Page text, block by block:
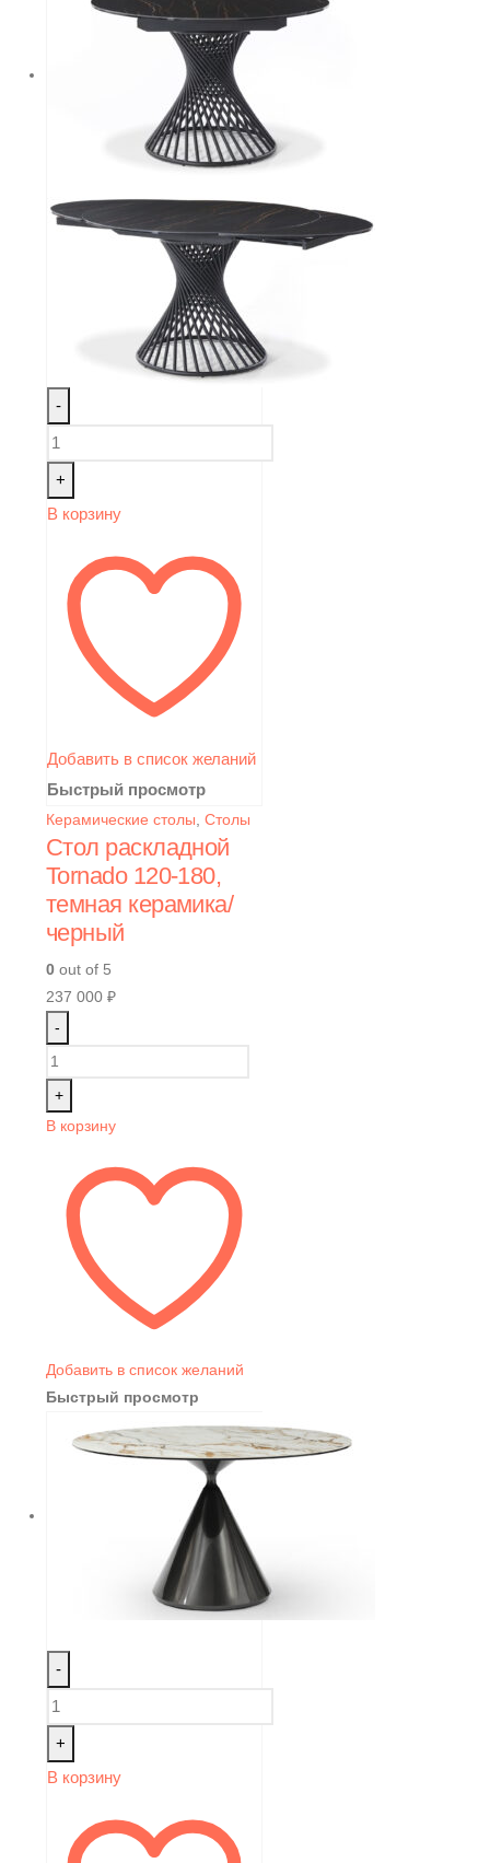
-
+
В корзину
Добавить в список желаний
Быстрый просмотр
Керамические столы Столы
Стол раскладной
Tornado 120-180,
темная керамика/
черный
0 out of 5
237 000 ₽
-
+
В корзину
Добавить в список желаний
Быстрый просмотр
-
+
В корзину